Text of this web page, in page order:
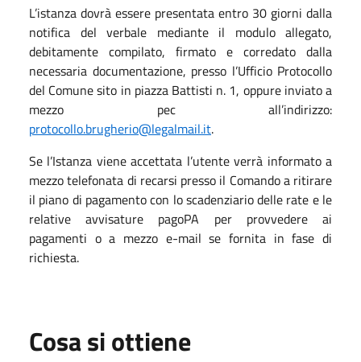
L’istanza dovrà essere presentata entro 30 giorni dalla
notifica del verbale mediante il modulo allegato,
debitamente compilato, firmato e corredato dalla
necessaria documentazione, presso l’Ufficio Protocollo
del Comune sito in piazza Battisti n. 1, oppure inviato a
mezzo pec all’indirizzo:
protocollo.brugherio@legalmail.it.
Se l’Istanza viene accettata l’utente verrà informato a
mezzo telefonata di recarsi presso il Comando a ritirare
il piano di pagamento con lo scadenziario delle rate e le
relative avvisature pagoPA per provvedere ai
pagamenti o a mezzo e-mail se fornita in fase di
richiesta.
Cosa si ottiene